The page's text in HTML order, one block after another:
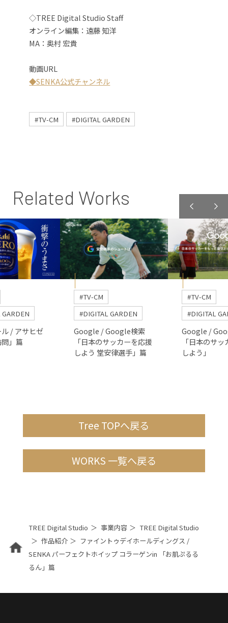
◇TREE Digital Studio Staff
オンライン編集：遠藤 知洋
MA：奥村 宏貴
動画URL
◆SENKA公式チャンネル
#TV-CM #DIGITAL GARDEN
Related Works
/ アサヒゼ
」篇
#TV-CM
#DIGITAL GARDEN
Google / Google検索
「日本のサッカーを応援
しよう 堂安律選手」篇
#TV-CM
#DIGITAL
Google /
「日本のサ
しよう」
Tree TOPへ戻る
WORKS 一覧へ戻る
TREE Digital Studio 事業内容
TREE Digital Studio
作品紹介
ファイントゥデイホールディングス /
SENKA パーフェクトホイップ コラーゲンin 「お肌ぷるる
るん」篇